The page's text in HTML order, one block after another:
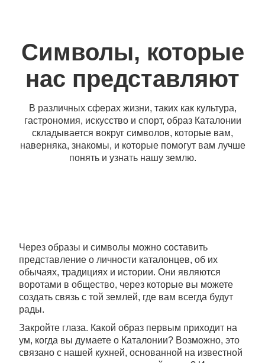
Символы, которые
нас представляют
В различных сферах жизни, таких как культура,
гастрономия, искусство и спорт, образ Каталонии
складывается вокруг символов, которые вам,
наверняка, знакомы, и которые помогут вам лучше
понять и узнать нашу землю.
Через образы и символы можно составить
представление о личности каталонцев, об их
обычаях, традициях и истории. Они являются
воротами в общество, через которые вы можете
создать связь с той землей, где вам всегда будут
рады.
Закройте глаза. Какой образ первым приходит на
ум, когда вы думаете о Каталонии? Возможно, это
связано с нашей кухней, основанной на известной